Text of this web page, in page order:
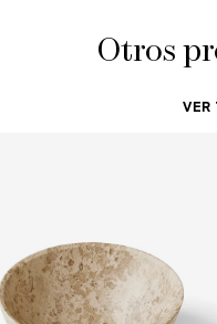
Otros
VER